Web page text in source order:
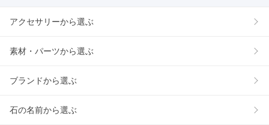
アクセサリーから選ぶ
素材・パーツから選ぶ
ブランドから選ぶ
石の名前から選ぶ